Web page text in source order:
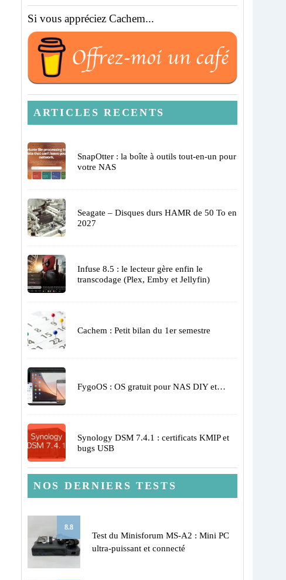
Si vous appréciez Cachem...
ARTICLES RECENTS
SnapOtter : la boîte à outils tout-en-un pour
votre NAS
Seagate – Disques durs HAMR de 50 To en
2027
Infuse 8.5 : le lecteur gère enfin le
transcodage (Plex, Emby et Jellyfin)
Cachem : Petit bilan du 1er semestre
FygoOS : OS gratuit pour NAS DIY et…
Synology DSM 7.4.1 : certificats KMIP et
bugs USB
NOS DERNIERS TESTS
8.8
Test du Minisforum MS-A2 : Mini PC
ultra-puissant et connecté